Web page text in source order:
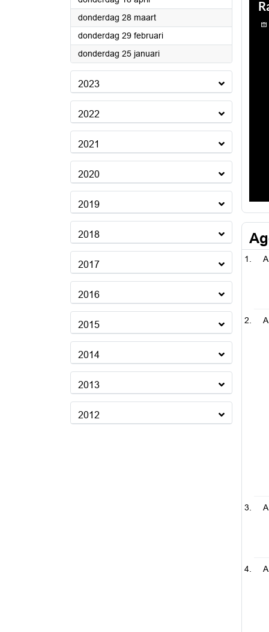
donderdag 28 maart2024
donderdag 29 februari2024
donderdag 25 januari2024
2023
2022
2021
2020
2019
2018
2017
2016
2015
2014
2013
2012